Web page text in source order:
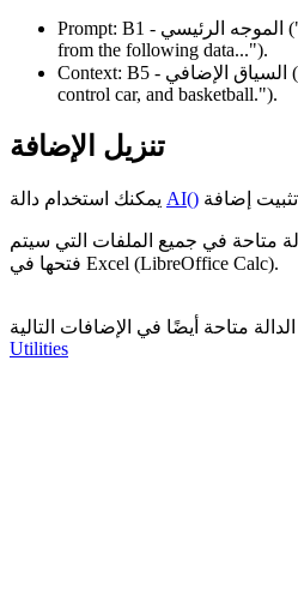
Prompt: B1
from the following data...").
Context: B5
control car, and basketball.").
تنزيل الإضافة
AI()
متاحة في جميع الملفات التي سيتم
فتحها في Excel (LibreOffice Calc).
Utilities